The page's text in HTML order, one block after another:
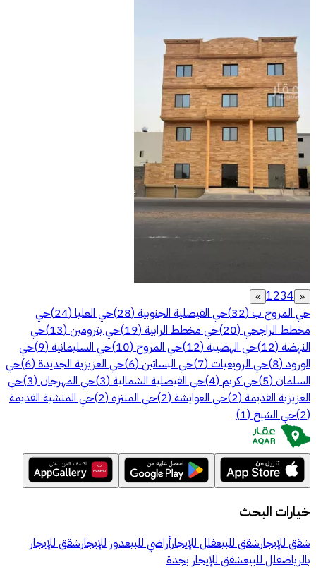
«
1234
»
حي المروج ب(
32
)حي الفيصلية الجنوبية(
28
)حي العليا(
24
)حي
مخطط الراجحي(
20
)حي مخطط الرابية(
19
)حي بترومين(
13
)حي
النهضة(
12
)حي الهضيبة(
12
)حي المروج(
10
)حي السليمانية(
9
)حي
الورود(
8
)حي الرويعيات(
7
)حي البساتين(
6
)حي العزيزية الجديدة(
6
)حي
السلمان(
5
)حي كريم(
4
)حي الفيصلية الشمالية(
3
)حي المهرجان(
3
)حي
العزيزية القديمة(
2
)حي العوايشة(
2
)حي المنتزه(
2
)حي المنشية القديمة
(
2
)حي الشيخ(
1
)
خيارات البحث
شقق للإيجارشقق للبيعفلل للإيجارأراضي للبيعدور للإيجارشقق للإيجار
بالرياضفلل للبيعشقق للإيجار بجدة